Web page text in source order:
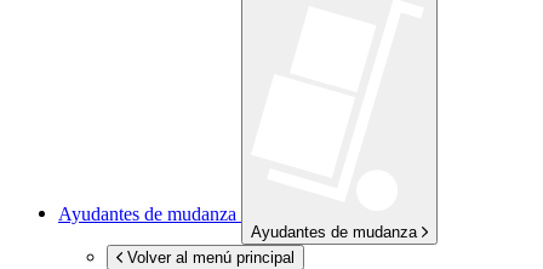
Ayudantes de mudanza
Ayudantes de mudanza
Volver al menú principal